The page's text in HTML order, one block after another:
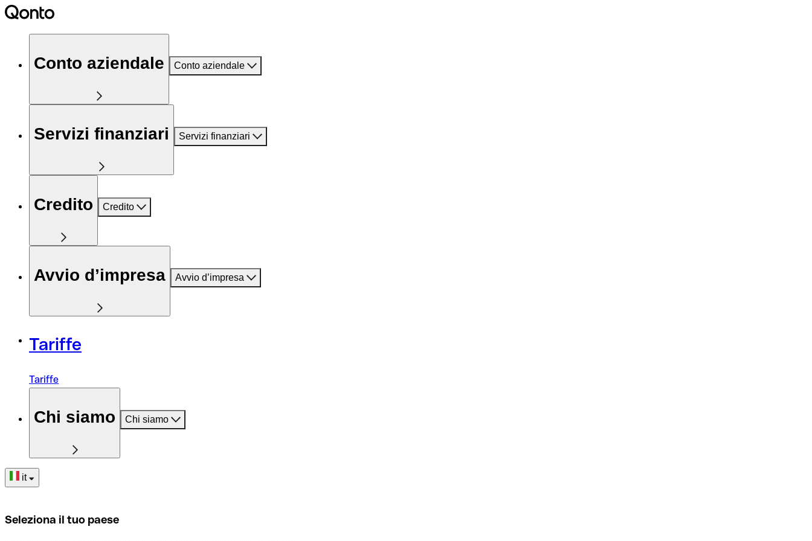
Conto aziendale Conto aziendale
Servizi finanziari Servizi finanziari
Credito Credito
Avvio d’impresa Avvio d’impresa
Tariffe
Tariffe
Chi siamo Chi siamo
it
Seleziona il tuo paese